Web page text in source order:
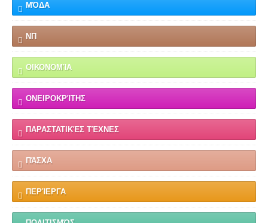
ΜΌΔΑ
ΝΠ
ΟΙΚΟΝΟΜΊΑ
ΟΝΕΙΡΟΚΡΊΤΗΣ
ΠΑΡΑΣΤΑΤΙΚΈΣ ΤΈΧΝΕΣ
ΠΆΣΧΑ
ΠΕΡΊΕΡΓΑ